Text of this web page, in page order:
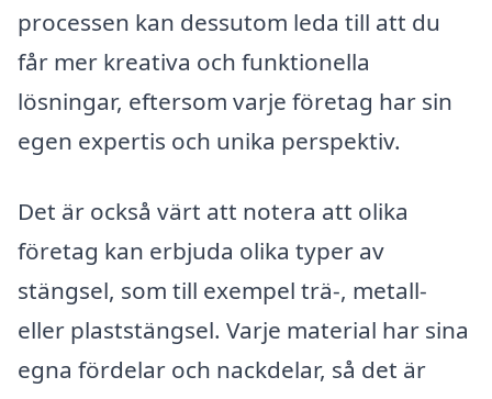
processen kan dessutom leda till att du
får mer kreativa och funktionella
lösningar, eftersom varje företag har sin
egen expertis och unika perspektiv.
Det är också värt att notera att olika
företag kan erbjuda olika typer av
stängsel, som till exempel trä-, metall-
eller plaststängsel. Varje material har sina
egna fördelar och nackdelar, så det är